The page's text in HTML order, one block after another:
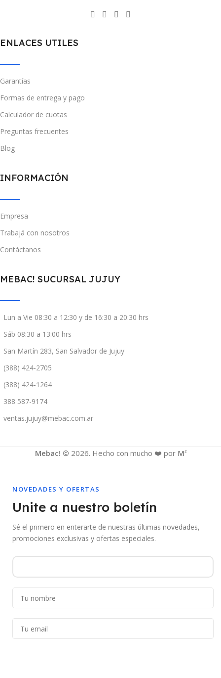
ENLACES UTILES
Garantías
Formas de entrega y pago
Calculador de cuotas
Preguntas frecuentes
Blog
INFORMACIÓN
Empresa
Trabajá con nosotros
Contáctanos
MEBAC! SUCURSAL JUJUY
Lun a Vie 08:30 a 12:30 y de 16:30 a 20:30 hrs
Sáb 08:30 a 13:00 hrs
San Martín 283, San Salvador de Jujuy
(388) 424-2705
(388) 424-1264
388 587-9174
ventas.jujuy@mebac.com.ar
Mebac! © 2026. Hecho con mucho ❤️ por M 2
NOVEDADES Y OFERTAS
Unite a nuestro boletín
Sé el primero en enterarte de nuestras últimas novedades,
promociones exclusivas y ofertas especiales.